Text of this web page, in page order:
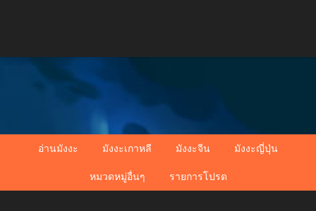
อ่านมังงะ มังงะเกาหลี มังงะจีน
มังงะญี่ปุ่น
หมวดหมู่อื่นๆ
รายการโปรด